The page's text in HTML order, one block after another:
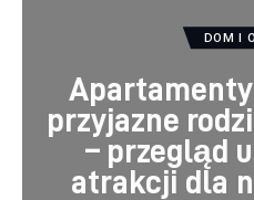
Dom i ogród
Uroda
DOM I
przyjazne
– przegląd
atrakcji dla